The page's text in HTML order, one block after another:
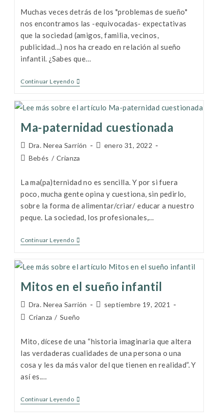
Muchas veces detrás de los "problemas de sueño"
nos encontramos las -equivocadas- expectativas
que la sociedad (amigos, familia, vecinos,
publicidad...) nos ha creado en relación al sueño
infantil. ¿Sabes que…
Continuar Leyendo
Ma-paternidad cuestionada
Dra. Nerea Sarrión
enero 31, 2022
Bebés / Crianza
La ma(pa)ternidad no es sencilla. Y por si fuera
poco, mucha gente opina y cuestiona, sin pedirlo,
sobre la forma de alimentar/criar/ educar a nuestro
peque. La sociedad, los profesionales,…
Continuar Leyendo
Mitos en el sueño infantil
Dra. Nerea Sarrión
septiembre 19, 2021
Crianza / Sueño
Mito, dícese de una “historia imaginaria que altera
las verdaderas cualidades de una persona o una
cosa y les da más valor del que tienen en realidad”. Y
así es.…
Continuar Leyendo